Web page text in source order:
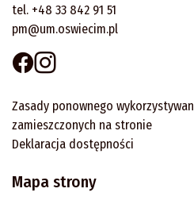
tel. +48 33 842 91 51
pm@um.oswiecim.pl
Zasady ponownego
zamieszczonych na stronie
Deklaracja dostępności
Mapa strony